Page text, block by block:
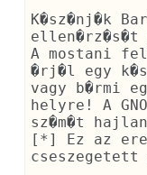
K�sz�nj�k
A mostani
�rj�l egy
vagy b�rmi
helyre! A
sz�m�t
[*] Ez az
cseszegetett